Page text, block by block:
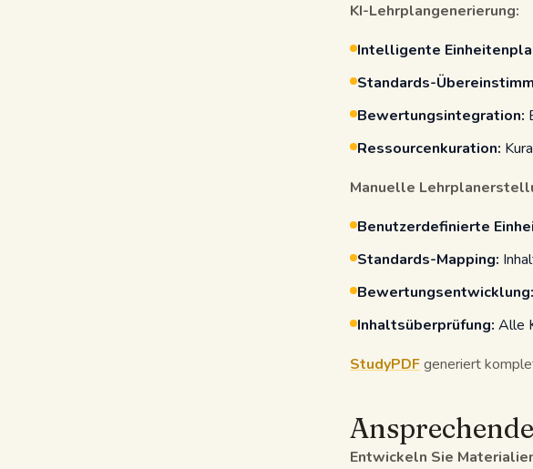
KI-Lehrplangenerierung:
Intelligente
Standards-
Bewertungsintegration:
Ressourcenkuration:
Manuelle
Benutzerdefinierte
Standards-Mapping:
Bewertungsentwicklung:
Inhaltsüberprüfung: Alle
StudyPDFgeneriert
Entwickeln Sie